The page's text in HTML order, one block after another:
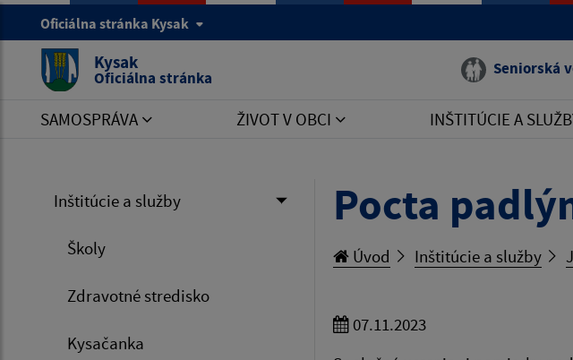
Oficiálna stránka Kysak
Kysak
Oficiálna stránka Seniorská
SAMOSPRÁVA ŽIVOT V OBCI INŠTITÚCIE A
Inštitúcie a služby
Školy
Zdravotné stredisko
Kysačanka
Pocta
Úvod Inštitúcie a služby
07.11.2023